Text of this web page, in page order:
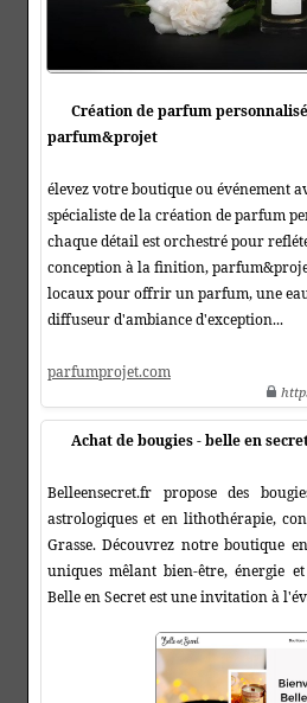
Création de parfum
parfum&projet
élevez votre boutique ou événement
spécialiste de la création de parfum
chaque détail est orchestré pour
conception à la finition,
locaux pour offrir un parfum, une
diffuseur d'ambiance d'exception...
parfumprojet.com
Achat de bougies - belle en
Belleensecret.fr propose des
astrologiques et en lithothérapie,
Grasse. Découvrez notre boutique
uniques mêlant bien-être, énergie
Belle en Secret est une invitation à